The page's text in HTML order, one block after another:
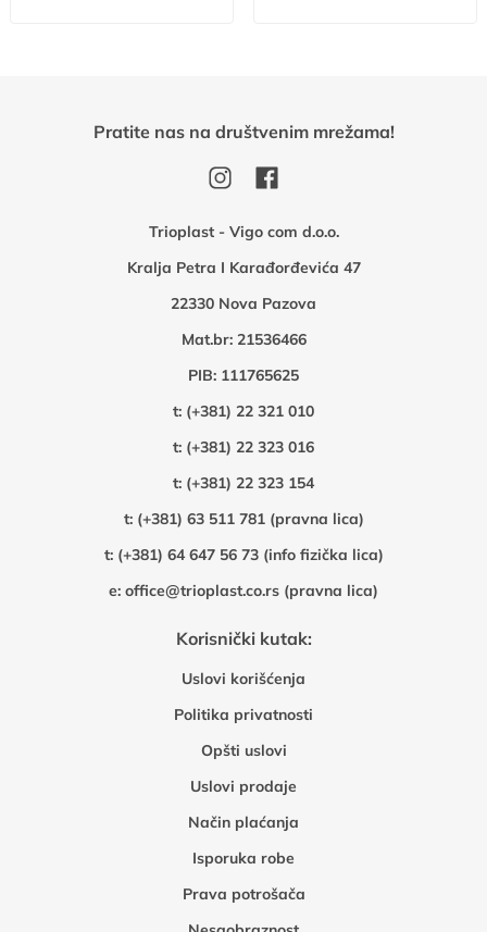
Trioplast - Vigo com d.o.o.
Kralja Petra I Karađorđevića 47
22330 Nova Pazova
Mat.br: 21536466
PIB: 111765625
t: (+381) 22 321 010
t: (+381) 22 323 016
t: (+381) 22 323 154
t: (+381) 63 511 781 (pravna lica)
t: (+381) 64 647 56 73 (info fizička lica)
e: office@trioplast.co.rs (pravna lica)
Korisnički kutak:
Uslovi korišćenja
Politika privatnosti
Opšti uslovi
Uslovi prodaje
Način plaćanja
Isporuka robe
Prava potrošača
Pratite nas na društvenim mrežama!